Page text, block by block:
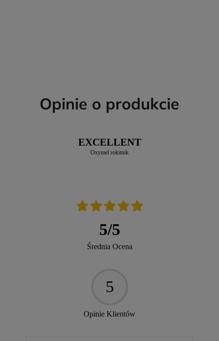
Opinie o produkcie
EXCELLENT
Oxymel rokitnik
5/5
Średnia Ocena
5
Opinie Klientów